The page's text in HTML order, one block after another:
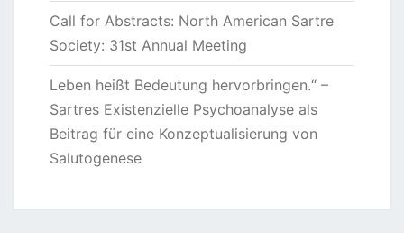
Call for Abstracts: North American Sartre
Society: 31st Annual Meeting
Leben heißt Bedeutung hervorbringen.“ –
Sartres Existenzielle Psychoanalyse als
Beitrag für eine Konzeptualisierung von
Salutogenese